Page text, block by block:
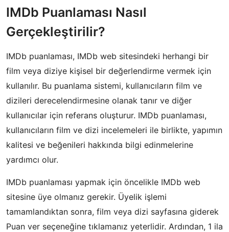
IMDb Puanlaması Nasıl
Gerçekleştirilir?
IMDb puanlaması, IMDb web sitesindeki herhangi bir
film veya diziye kişisel bir değerlendirme vermek için
kullanılır. Bu puanlama sistemi, kullanıcıların film ve
dizileri derecelendirmesine olanak tanır ve diğer
kullanıcılar için referans oluşturur. IMDb puanlaması,
kullanıcıların film ve dizi incelemeleri ile birlikte, yapımın
kalitesi ve beğenileri hakkında bilgi edinmelerine
yardımcı olur.
IMDb puanlaması yapmak için öncelikle IMDb web
sitesine üye olmanız gerekir. Üyelik işlemi
tamamlandıktan sonra, film veya dizi sayfasına giderek
Puan ver seçeneğine tıklamanız yeterlidir. Ardından, 1 ila